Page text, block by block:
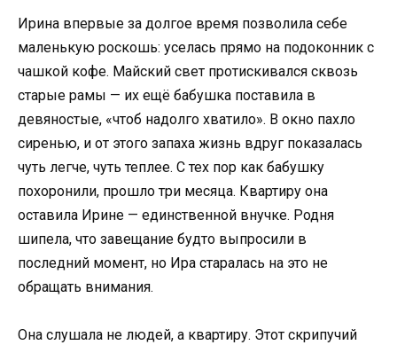
Ирина впервые за долгое время позволила себе
маленькую роскошь: уселась прямо на подоконник с
чашкой кофе. Майский свет протискивался сквозь
старые рамы — их ещё бабушка поставила в
девяностые, «чтоб надолго хватило». В окно пахло
сиренью, и от этого запаха жизнь вдруг показалась
чуть легче, чуть теплее. С тех пор как бабушку
похоронили, прошло три месяца. Квартиру она
оставила Ирине — единственной внучке. Родня
шипела, что завещание будто выпросили в
последний момент, но Ира старалась на это не
обращать внимания.
Она слушала не людей, а квартиру. Этот скрипучий